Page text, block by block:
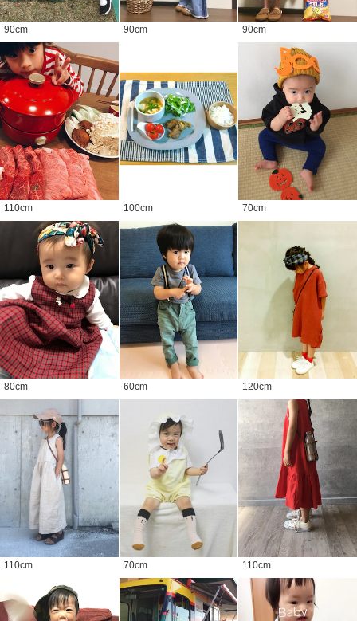
90cm 90cm 90cm
110cm 100cm 70cm
80cm 60cm 120cm
110cm 70cm 110cm